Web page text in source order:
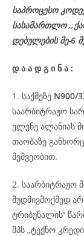
საპროცესო
სასამართლო
დებულების მე-6
დ ა ა დ გ ი ნ ა :
1. საქმეზე N900/
საარბიტრაჟო
ელენე ალანიას
თაობაზე
მეშვეობით.
2. საარბიტრაჟო
მუდმივმოქმედ
ტრიბუნალის’’
შპს „ტექნო